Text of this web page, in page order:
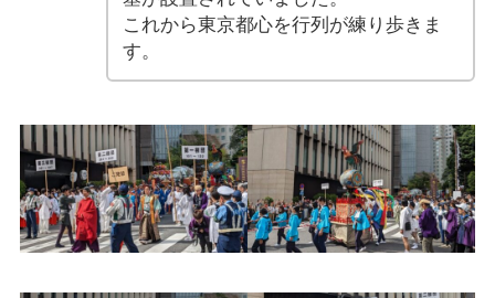
これから東京都心を行列が練り歩きま
す。